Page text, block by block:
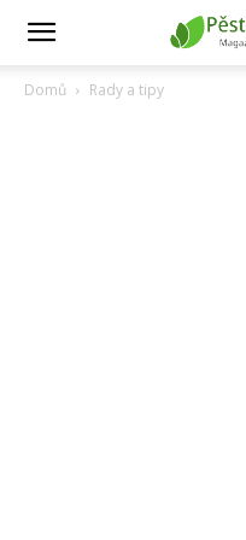
Domů Rady a tipy